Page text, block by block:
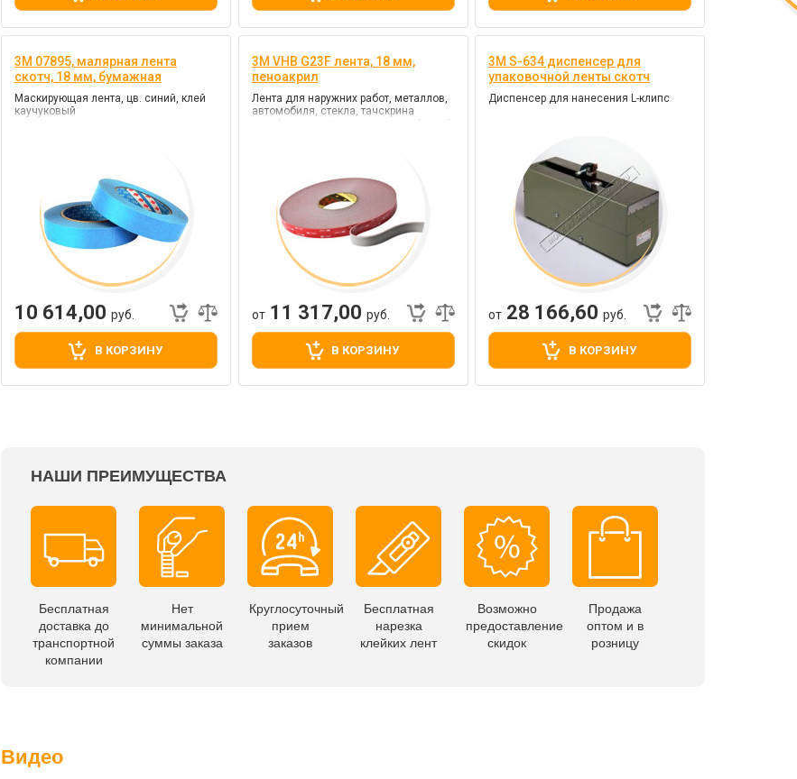
3M 07895, малярная лента
скотч, 18 мм, бумажная
Маскирующая лента, цв. синий, клей
каучуковый
10 614,00 руб.
В КОРЗИНУ
3M VHB G23F лента, 18 мм,
пеноакрил
Лента для наружних работ, металлов,
автомобиля, стекла, тачскрина
телефона, монтажная, цв. серый, клей
от11 317,00 руб.
В КОРЗИНУ
3M S-634 диспенсер для
упаковочной ленты скотч
Диспенсер для нанесения L-клипс
от 28 166,60 руб.
В КОРЗИНУ
НАШИ ПРЕИМУЩЕСТВА
Бесплатная
доставка до
транспортной
компании
Нет
минимальной
суммы заказа
Круглосуточный
прием
заказов
Бесплатная
нарезка
клейких лент
Возможно
предоставление
скидок
Продажа
оптом и в
розницу
Видео